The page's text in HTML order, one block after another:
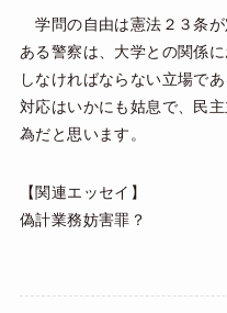
学問の自由は憲法２３条
ある警察は、大学との関係
しなければならない立場で
対応はいかにも姑息で、民
為だと思います。
【関連エッセイ】
偽計業務妨害罪？